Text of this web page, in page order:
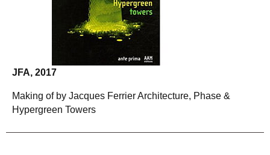
JFA, 2017
Making of by Jacques Ferrier Architecture, Phase &
Hypergreen Towers